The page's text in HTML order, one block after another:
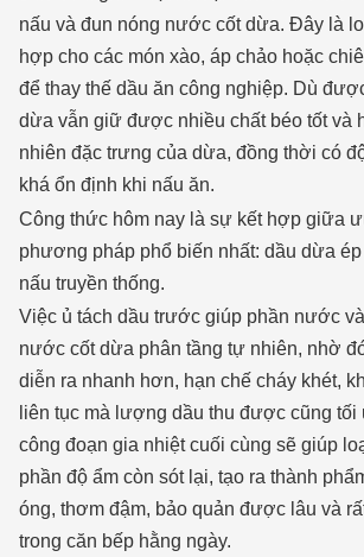
nấu và đun nóng nước cốt dừa. Đây là
hợp cho các món xào, áp chảo hoặc
để thay thế dầu ăn công nghiệp. Dù
dừa vẫn giữ được nhiều chất béo tốt và
nhiên đặc trưng của dừa, đồng thời có
khá ổn định khi nấu ăn.
Công thức hôm nay là sự kết hợp giữa
phương pháp phổ biến nhất: dầu dừa
nấu truyền thống.
Việc ủ tách dầu trước giúp phần nước
nước cốt dừa phân tầng tự nhiên, nhờ
diễn ra nhanh hơn, hạn chế cháy khét,
liên tục mà lượng dầu thu được cũng tối
công đoạn gia nhiệt cuối cùng sẽ giúp
phần độ ẩm còn sót lại, tạo ra thành
óng, thơm đậm, bảo quản được lâu và
trong căn bếp hằng ngày.